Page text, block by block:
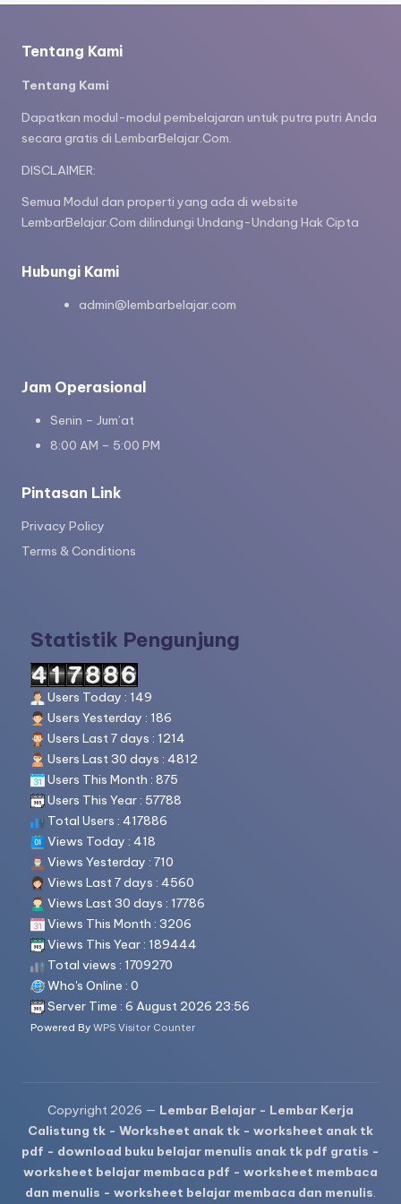
e
e
t
m
e
m
a
a
n
m
n
ul
is
o
r
k
s
h
e
e
t
b
el
aj
a
r
m
b
a
c
Tentang Kami
Tentang Kami
Dapatkan modul-modul pembelajaran untuk putra putri Anda
secara gratis di LembarBelajar.Com.
DISCLAIMER:
Semua Modul dan properti yang ada di website
LembarBelajar.Com dilindungi Undang-Undang Hak Cipta
Hubungi Kami
admin@lembarbelajar.com
Jam Operasional
Senin – Jum’at
8:00 AM – 5:00 PM
Pintasan Link
Privacy Policy
Terms & Conditions
Statistik Pengunjung
Users Today : 149
Users Yesterday : 186
Users Last 7 days : 1214
Users Last 30 days : 4812
Users This Month : 875
Users This Year : 57788
Total Users : 417886
Views Today : 418
Views Yesterday : 710
Views Last 7 days : 4560
Views Last 30 days : 17786
Views This Month : 3206
Views This Year : 189444
Total views : 1709270
Who's Online : 0
Server Time : 6 August 2026 23:56
Powered By WPS Visitor Counter
Copyright 2026 — Lembar Belajar - Lembar Kerja
Calistung tk - Worksheet anak tk - worksheet anak tk
pdf - download buku belajar menulis anak tk pdf gratis -
worksheet belajar membaca pdf - worksheet membaca
dan menulis - worksheet belajar membaca dan menulis.